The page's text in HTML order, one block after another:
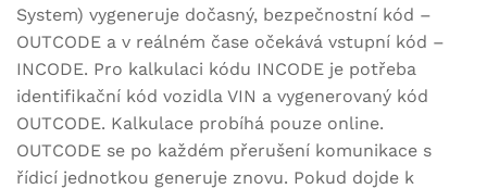
System) vygeneruje dočasný, bezpečnostní kód –
OUTCODE a v reálném čase očekává vstupní kód –
INCODE. Pro kalkulaci kódu INCODE je potřeba
identifikační kód vozidla VIN a vygenerovaný kód
OUTCODE. Kalkulace probíhá pouze online.
OUTCODE se po každém přerušení komunikace s
řídicí jednotkou generuje znovu. Pokud dojde k